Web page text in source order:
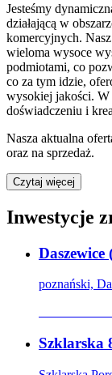
Jesteśmy
działającą w
komercyjnych.
wieloma wysoce
podmiotami, co
co za tym idzie,
wysokiej jakości. W
doświadczeniu i
Nasza aktualna
oraz na sprzedaż.
Czytaj więcej
Inwestycje
Daszewice
poznański,
Szklarska